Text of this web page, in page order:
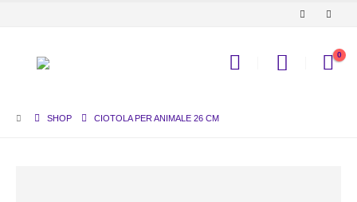
0
SHOP CIOTOLA PER ANIMALE 26 CM